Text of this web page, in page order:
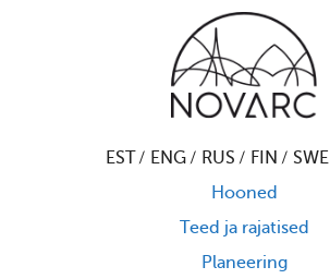
EST ENG RUS FIN SWE
Hooned
Teed ja rajatised
Planeering